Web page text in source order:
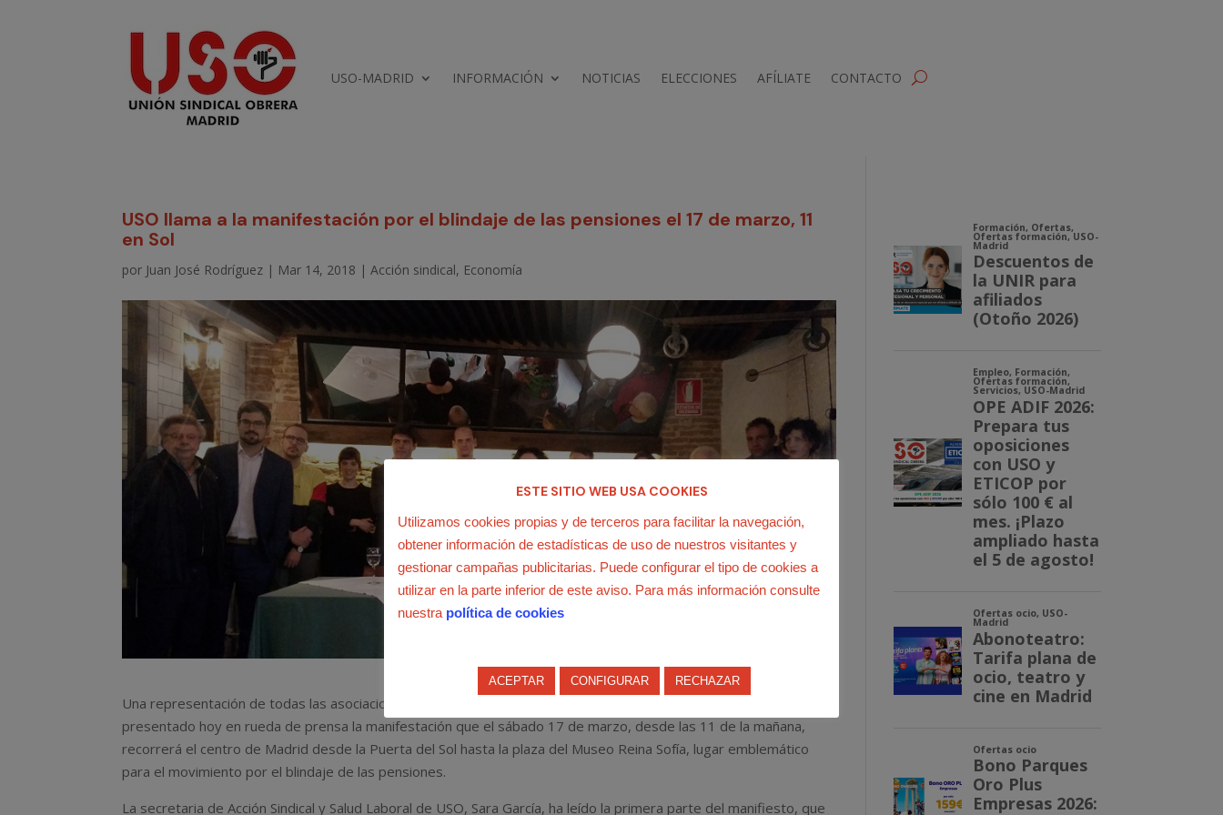
USO-MADRID INFORMACIÓN NOTICIAS ELECCIONES AFÍLIATE CONTACTO
USO llama a la manifestación por el blindaje de las pensiones el 17 de marzo, 11
en Sol
por Juan José Rodríguez | Mar 14, 2018 |Acción sindical, Economía
Una representación de todas las asociaciones que conforman la MERP, de la que USO es fundadora, ha
presentado hoy en rueda de prensa la manifestación que el sábado 17 de marzo, desde las 11 de la mañana,
recorrerá el centro de Madrid desde la Puerta del Sol hasta la plaza del Museo Reina Sofía, lugar emblemático
para el movimiento por el blindaje de las pensiones.
La secretaria de Acción Sindical y Salud Laboral de USO, Sara García, ha leído la primera parte del manifiesto, que
ESTE SITIO WEB USA COOKIES
Utilizamos cookies propias y de terceros para facilitar la navegación,
obtener información de estadísticas de uso de nuestros visitantes y
gestionar campañas publicitarias. Puede configurar el tipo de cookies a
utilizar en la parte inferior de este aviso. Para más información consulte
nuestra política de cookies
ACEPTAR CONFIGURAR RECHAZAR